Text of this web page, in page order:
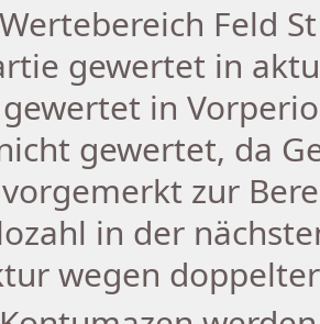
Wertebereich Feld
gewertet in
in
gewertet, da
vorgemerkt zur
in der
wegen